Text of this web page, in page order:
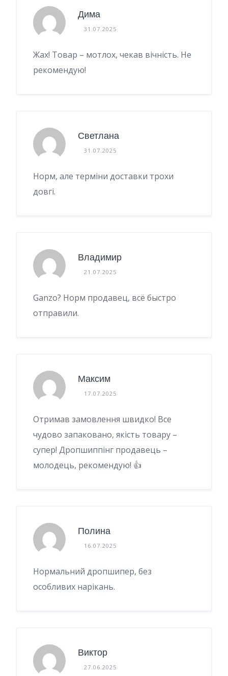
Дима
31.07.2025
Жах! Товар – мотлох, чекав вічність. Не
рекомендую!
Светлана
31.07.2025
Норм, але терміни доставки трохи
довгі.
Владимир
21.07.2025
Ganzo? Норм продавец, всё быстро
отправили.
Максим
17.07.2025
Отримав замовлення швидко! Все
чудово запаковано, якість товару –
супер! Дропшиппінг продавець –
молодець, рекомендую! 👍
Полина
16.07.2025
Нормальний дропшипер, без
особливих нарікань.
Виктор
27.06.2025